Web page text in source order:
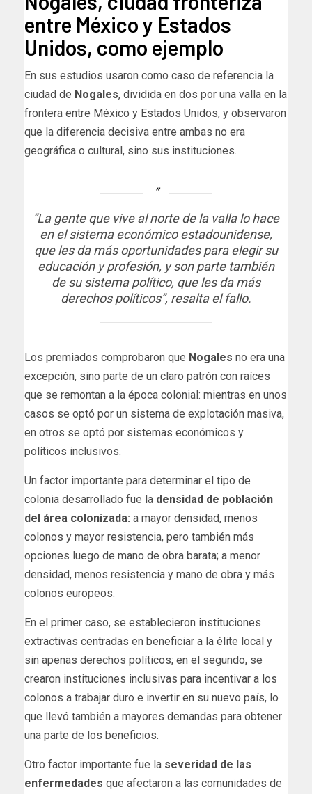
entre México y Estados
Unidos, como ejemplo
En sus estudios usaron como caso de referencia la
ciudad de Nogales, dividida en dos por una valla en la
frontera entre México y Estados Unidos, y observaron
que la diferencia decisiva entre ambas no era
geográfica o cultural, sino sus instituciones.
“La gente que vive al norte de la valla lo hace
en el sistema económico estadounidense,
que les da más oportunidades para elegir su
educación y profesión, y son parte también
de su sistema político, que les da más
derechos políticos”, resalta el fallo.
Los premiados comprobaron que Nogales no era una
excepción, sino parte de un claro patrón con raíces
que se remontan a la época colonial: mientras en unos
casos se optó por un sistema de explotación masiva,
en otros se optó por sistemas económicos y
políticos inclusivos.
Un factor importante para determinar el tipo de
colonia desarrollado fue la densidad de población
del área colonizada: a mayor densidad, menos
colonos y mayor resistencia, pero también más
opciones luego de mano de obra barata; a menor
densidad, menos resistencia y mano de obra y más
colonos europeos.
En el primer caso, se establecieron instituciones
extractivas centradas en beneficiar a la élite local y
sin apenas derechos políticos; en el segundo, se
crearon instituciones inclusivas para incentivar a los
colonos a trabajar duro e invertir en su nuevo país, lo
que llevó también a mayores demandas para obtener
una parte de los beneficios.
Otro factor importante fue la severidad de las
enfermedades que afectaron a las comunidades de